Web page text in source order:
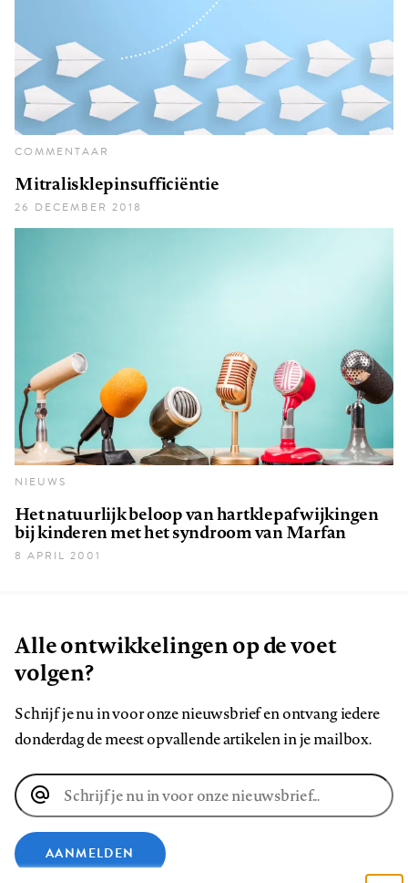
COMMENTAAR
Mitralisklepinsufficiëntie
26 DECEMBER 2018
NIEUWS
Het natuurlijk beloop van hartklepafwijkingen
bij kinderen met het syndroom van Marfan
8 APRIL 2001
Alle ontwikkelingen op de voet
volgen?
Schrijf je nu in voor onze nieuwsbrief en ontvang iedere
donderdag de meest opvallende artikelen in je mailbox.
E-
mailadres
AANMELDEN